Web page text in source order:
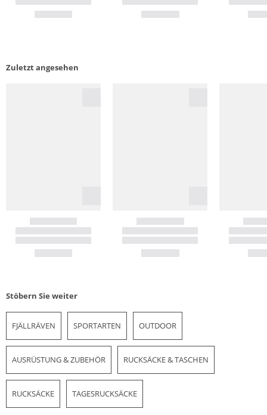
Zuletzt angesehen
Stöbern Sie weiter
FJÄLLRÄVEN SPORTARTEN OUTDOOR
AUSRÜSTUNG & ZUBEHÖR RUCKSÄCKE & TASCHEN
RUCKSÄCKE TAGESRUCKSÄCKE